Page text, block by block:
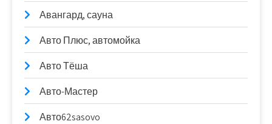
Авангард, сауна
Авто Плюс, автомойка
Авто Тёша
Авто-Мастер
Авто62sasovo